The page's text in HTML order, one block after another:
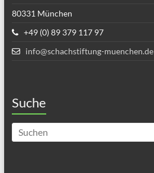
80331 München
+49 (0) 89 379 117 97
info@schachstiftung-muenchen.de
Suche